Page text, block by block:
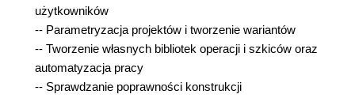
użytkowników
-- Parametryzacja projektów i tworzenie wariantów
-- Tworzenie własnych bibliotek operacji i szkiców oraz
automatyzacja pracy
-- Sprawdzanie poprawności konstrukcji